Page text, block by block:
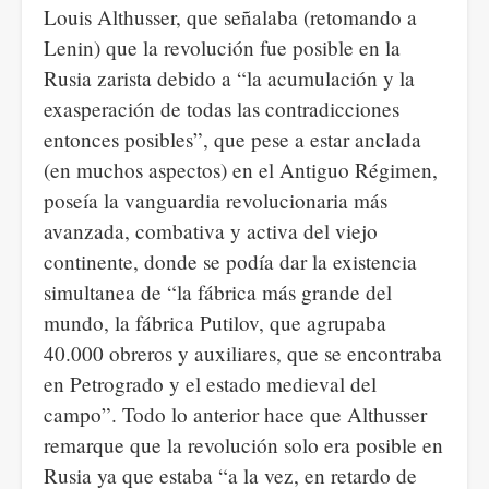
Louis Althusser, que señalaba (retomando a
Lenin) que la revolución fue posible en la
Rusia zarista debido a “la acumulación y la
exasperación de todas las contradicciones
entonces posibles”, que pese a estar anclada
(en muchos aspectos) en el Antiguo Régimen,
poseía la vanguardia revolucionaria más
avanzada, combativa y activa del viejo
continente, donde se podía dar la existencia
simultanea de “la fábrica más grande del
mundo, la fábrica Putilov, que agrupaba
40.000 obreros y auxiliares, que se encontraba
en Petrogrado y el estado medieval del
campo”. Todo lo anterior hace que Althusser
remarque que la revolución solo era posible en
Rusia ya que estaba “a la vez, en retardo de